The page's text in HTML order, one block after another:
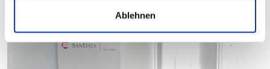
Ablehnen